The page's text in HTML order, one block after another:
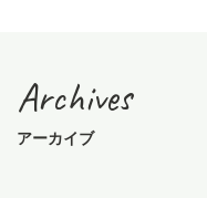
Archives
アーカイブ